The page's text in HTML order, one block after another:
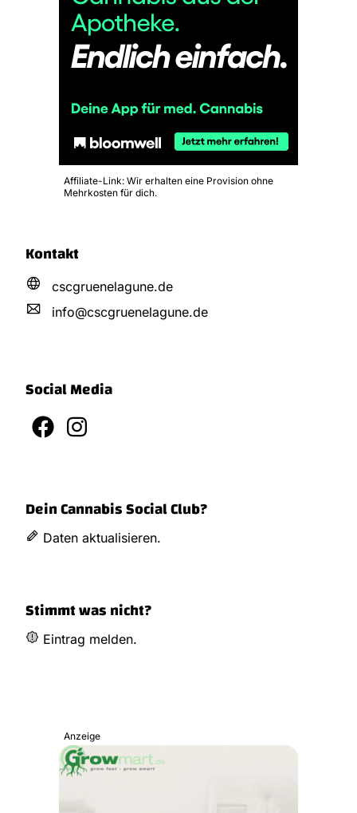
Affiliate-Link: Wir erhalten eine Provision ohne
Mehrkosten für dich.
Kontakt
cscgruenelagune.de
info@cscgruenelagune.de
Social Media
Dein Cannabis Social Club?
Daten aktualisieren.
Stimmt was nicht?
Eintrag melden.
Anzeige